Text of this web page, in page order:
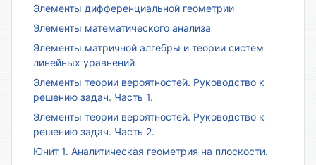
Элементы дифференциальной геометрии
Элементы математического анализа
Элементы матричной алгебры и теории систем
линейных уравнений
Элементы теории вероятностей. Руководство к
решению задач. Часть 1.
Элементы теории вероятностей. Руководство к
решению задач. Часть 2.
Юнит 1. Аналитическая геометрия на плоскости.